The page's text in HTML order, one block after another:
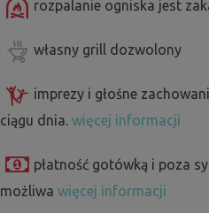
rozpalanie ogniska jest
własny grill dozwolony
imprezy i głośne
ciągu dnia. więcej informacji
płatność gotówką i poza
możliwa więcej informacji